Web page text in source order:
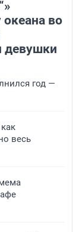
во
девушки
год —
весь